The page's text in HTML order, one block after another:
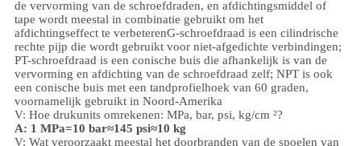
de vervorming van de schroefdraden, en afdichtingsmiddel of
tape wordt meestal in combinatie gebruikt om het
afdichtingseffect te verbeterenG-schroefdraad is een cilindrische
rechte pijp die wordt gebruikt voor niet-afgedichte verbindingen;
PT-schroefdraad is een conische buis die afhankelijk is van de
vervorming en afdichting van de schroefdraad zelf; NPT is ook
een conische buis met een tandprofielhoek van 60 graden,
voornamelijk gebruikt in Noord-Amerika
V: Hoe drukunits omrekenen: MPa, bar, psi, kg/cm ²?
A: 1 MPa=10 bar≈145 psi≈10 kg
V: Wat veroorzaakt meestal het doorbranden van de spoelen van